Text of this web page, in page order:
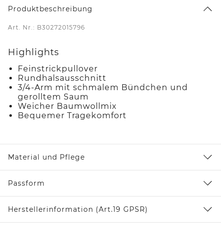
Produktbeschreibung
Art. Nr.: B30272015796
Highlights
Feinstrickpullover
Rundhalsausschnitt
3/4-Arm mit schmalem Bündchen und
gerolltem Saum
Weicher Baumwollmix
Bequemer Tragekomfort
Material und Pflege
Passform
Herstellerinformation (Art.19 GPSR)